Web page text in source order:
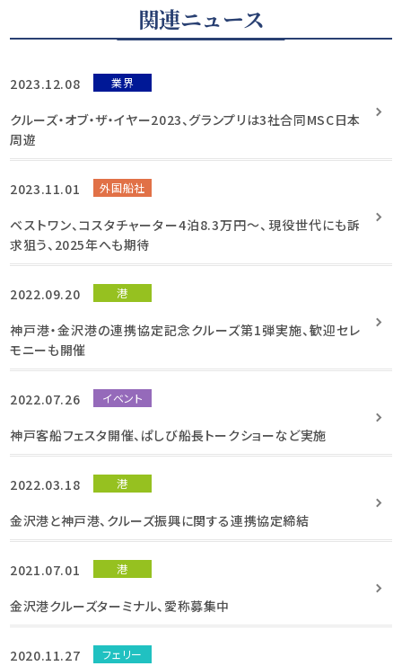
関連ニュース
2023.12.08 業界
クルーズ・オブ・ザ・イヤー2023、グランプリは3社合同MSC日本
周遊
2023.11.01 外国船社
ベストワン、コスタチャーター4泊8.3万円～、現役世代にも訴
求狙う、2025年へも期待
2022.09.20 港
神戸港・金沢港の連携協定記念クルーズ第1弾実施、歓迎セレ
モニーも開催
2022.07.26 イベント
神戸客船フェスタ開催、ぱしび船長トークショーなど実施
2022.03.18 港
金沢港と神戸港、クルーズ振興に関する連携協定締結
2021.07.01 港
金沢港クルーズターミナル、愛称募集中
2020.11.27 フェリー